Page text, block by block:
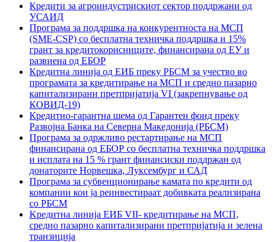
Кредити за агроиндустрискиот сектор поддржани од
УСАИД
Програма за поддршка на конкурентноста на МСП
(SME-CSP) со бесплатна техничка поддршка и 15%
грант за кредитокорисниците, финансирана од ЕУ и
развиена од ЕБОР
Кредитна линија од ЕИБ преку РБСМ за учество во
програмата за кредитирање на МСП и средно пазарно
капитализирани претпријатија VI (закрепнување од
КОВИД-19)
Кредитно-гарантна шема од Гарантен фонд преку
Развојна Банка на Северна Македонија (РБСМ)
Програма за одржливо рестартирање на МСП
финансирана од ЕБОР со бесплатна техничка поддршка
и исплата на 15 % грант финансиски поддржан од
донаторите Норвешка, Луксембург и САД
Програма за субвенционирање камата по кредити од
компании кои ја реинвестираат добивката реализирана
со РБСМ
Kредитна линија ЕИБ VII- кредитирање на МСП,
средно пазарно капитализирани претпријатија и зелена
транзиција